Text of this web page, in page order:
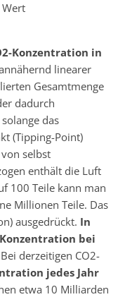
Konzentration in
linearer
Gesamtmenge
dadurch
das
(Tipping-Point)
selbst
enthält die Luft
100 Teile kann man
Millionen Teile. Das
ausgedrückt. In
bei
derzeitigen CO2-
jedes Jahr
etwa 10 Milliarden